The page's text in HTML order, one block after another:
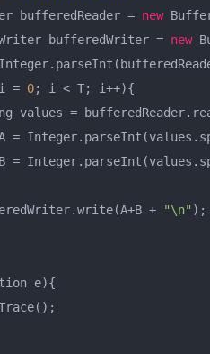
bufferedReader = new
bufferedWriter = new
= 0; i < T; i++){
values =
=
=
+
"\n" );
e){